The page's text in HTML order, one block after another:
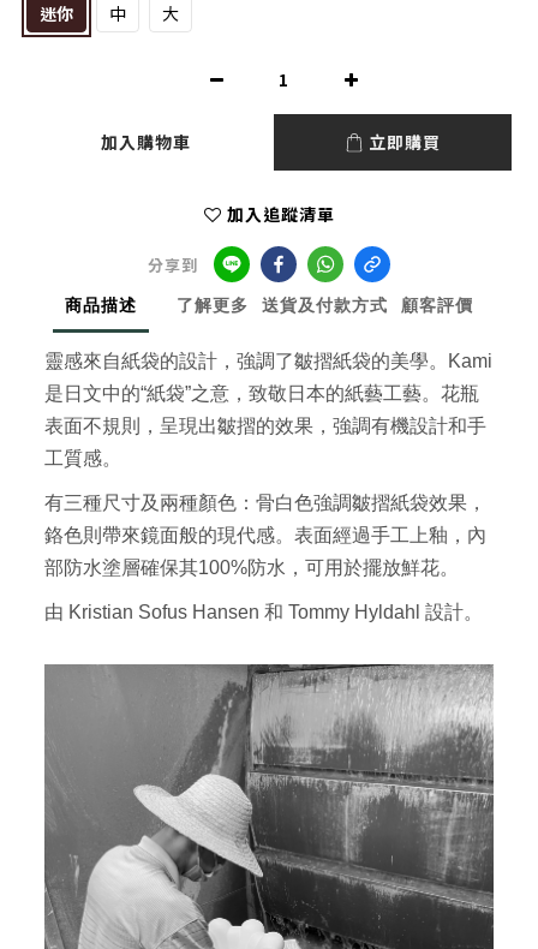
迷你 中 大
加入購物車 立即購買
加入追蹤清單
分享到
商品描述
了解更多 送貨及付款方式 顧客評價
靈感來自紙袋的設計，強調了皺摺紙袋的美學。Kami
是日文中的“紙袋”之意，致敬日本的紙藝工藝。花瓶
表面不規則，呈現出皺摺的效果，強調有機設計和手
工質感。
有三種尺寸及兩種顏色：骨白色強調皺摺紙袋效果，
鉻色則帶來鏡面般的現代感。表面經過手工上釉，內
部防水塗層確保其100%防水，可用於擺放鮮花。
由 Kristian Sofus Hansen 和 Tommy Hyldahl 設計。